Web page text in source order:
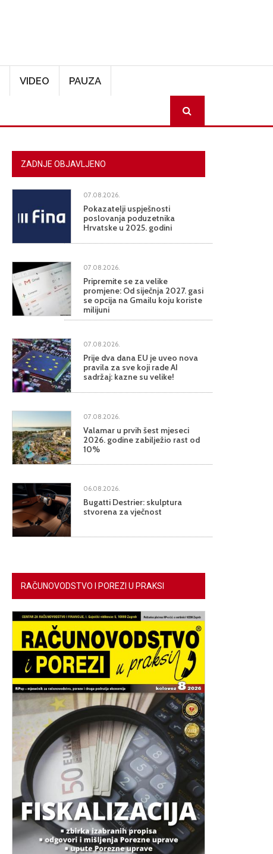
VIDEO PAUZA
ZADNJE OBJAVLJENO
07.08.2026.
Pokazatelji uspješnosti
poslovanja poduzetnika
Hrvatske u 2025. godini
07.08.2026.
Pripremite se za velike
promjene: Od siječnja 2027. gasi
se opcija na Gmailu koju koriste
milijuni
07.08.2026.
Prije dva dana EU je uveo nova
pravila za sve koji rade AI
sadržaj: kazne su velike!
07.08.2026.
Valamar u prvih šest mjeseci
2026. godine zabilježio rast od
10%
06.08.2026.
Bugatti Destrier: skulptura
stvorena za vječnost
RAČUNOVODSTVO I POREZI U PRAKSI